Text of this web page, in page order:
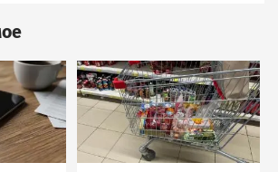
Image